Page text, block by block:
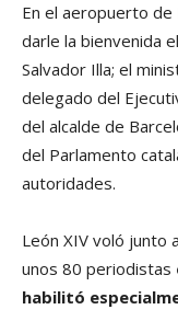
En el aeropuerto de
darle la bienvenida
Salvador Illa; el
delegado del
del alcalde de
del Parlamento
autoridades.
León XIV voló junto
unos 80 periodistas
habilitó